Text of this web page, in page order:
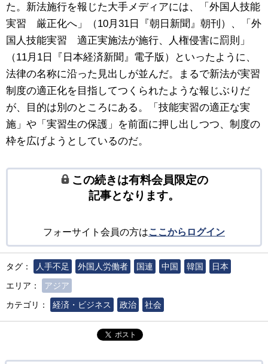
た。新法施行を報じた大手メディアには、「外国人技能
実習 厳正化へ」（10月31日『朝日新聞』朝刊）、「外
国人技能実習 適正実施法が施行、人権侵害に罰則」
（11月1日『日本経済新聞』電子版）といったように、
法律の名称に沿った見出しが並んだ。まるで新法が実習
制度の適正化を目指してつくられたような報じぶりだ
が、目的は別のところにある。「技能実習の適正な実
施」や「実習生の保護」を前面に押し出しつつ、制度の
枠を広げようとしているのだ。
この続きは有料会員限定の
記事となります。
フォーサイト会員の方はここからログイン
タグ： 人手不足 外国人労働者 国連 中国 韓国
日本
エリア：
アジア
カテゴリ：
経済・ビジネス 政治 社会
ポスト